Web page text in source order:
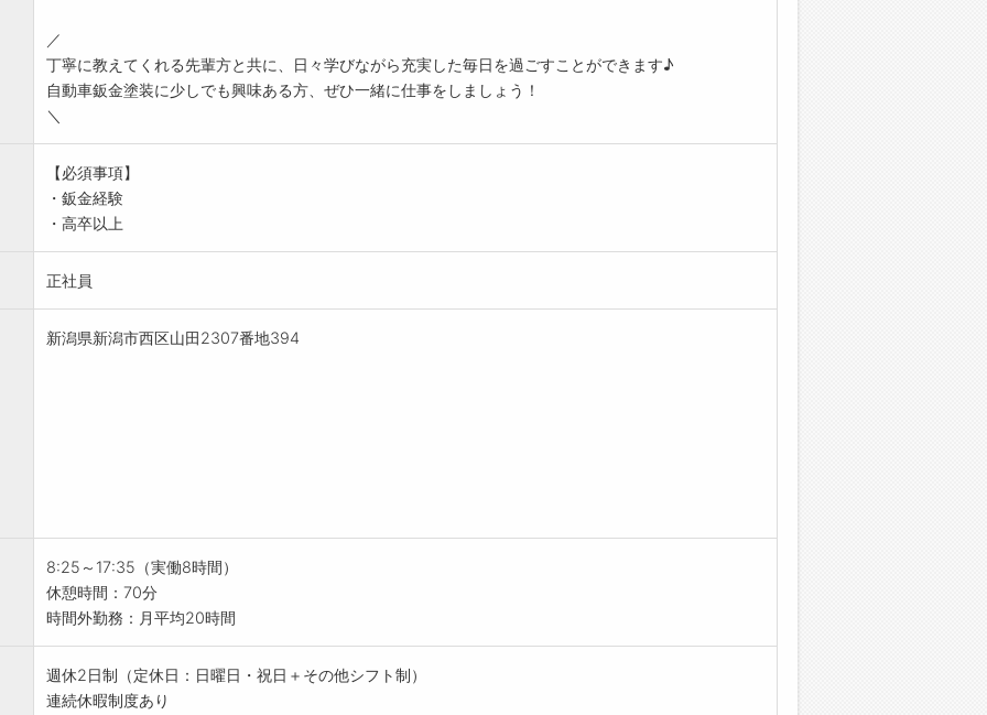
／
丁寧に教えてくれる先輩方と共に、日々学びながら充実した毎日を過ごすことができます♪
自動車鈑金塗装に少しでも興味ある方、ぜひ一緒に仕事をしましょう！
＼
【必須事項】
・鈑金経験
・高卒以上
正社員
新潟県新潟市西区山田2307番地394
8:25～17:35（実働8時間）
休憩時間：70分
時間外勤務：月平均20時間
週休2日制（定休日：日曜日・祝日＋その他シフト制）
連続休暇制度あり